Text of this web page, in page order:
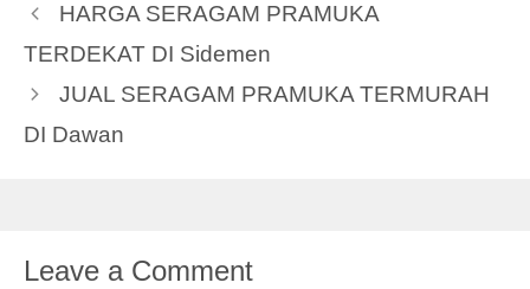
HARGA SERAGAM PRAMUKA
TERDEKAT DI Sidemen
JUAL SERAGAM PRAMUKA TERMURAH
DI Dawan
Leave a Comment